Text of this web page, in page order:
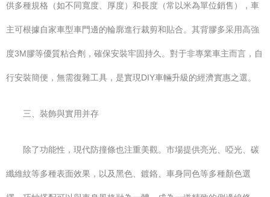
供多種規格（如不同寬度、厚度）和長度（常以米為單位銷售），車
主可根據自家車型車門邊的輪廓進行裁剪和貼合。其背膠多采用高強
度3M膠等優質粘合劑，確保安裝牢固持久。對于非專業車主而言，自
行安裝簡便，無需復雜工具，是實現DIY車輛升級的經濟實惠之選。
三、裝飾與實用并存
除了功能性，現代防撞條也注重美觀。市場提供亮光、啞光、碳
纖維紋等多種表面效果，以及黑色、鍍鉻、車身同色等多種顏色選